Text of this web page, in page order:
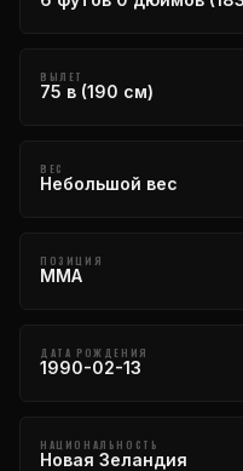
ВЫЛЕТ
75 в (190 см)
ВЕС
Небольшой вес
ПОЗИЦИЯ
MMA
ДАТА РОЖДЕНИЯ
1990-02-13
НАЦИОНАЛЬНОСТЬ
Новая Зеландия